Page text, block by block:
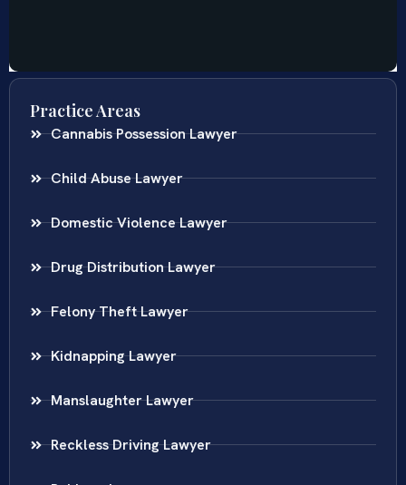
Practice Areas
Cannabis Possession Lawyer
Child Abuse Lawyer
Domestic Violence Lawyer
Drug Distribution Lawyer
Felony Theft Lawyer
Kidnapping Lawyer
Manslaughter Lawyer
Reckless Driving Lawyer